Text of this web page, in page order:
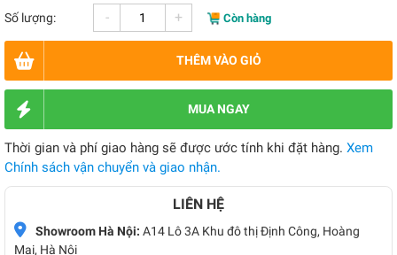
Số lượng: - + Còn hàng
THÊM VÀO GIỎ
MUA NGAY
Thời gian và phí giao hàng sẽ được ước tính khi đặt hàng. Xem
Chính sách vận chuyển và giao nhận.
LIÊN HỆ
Showroom Hà Nội: A14 Lô 3A Khu đô thị Định Công, Hoàng
Mai, Hà Nội